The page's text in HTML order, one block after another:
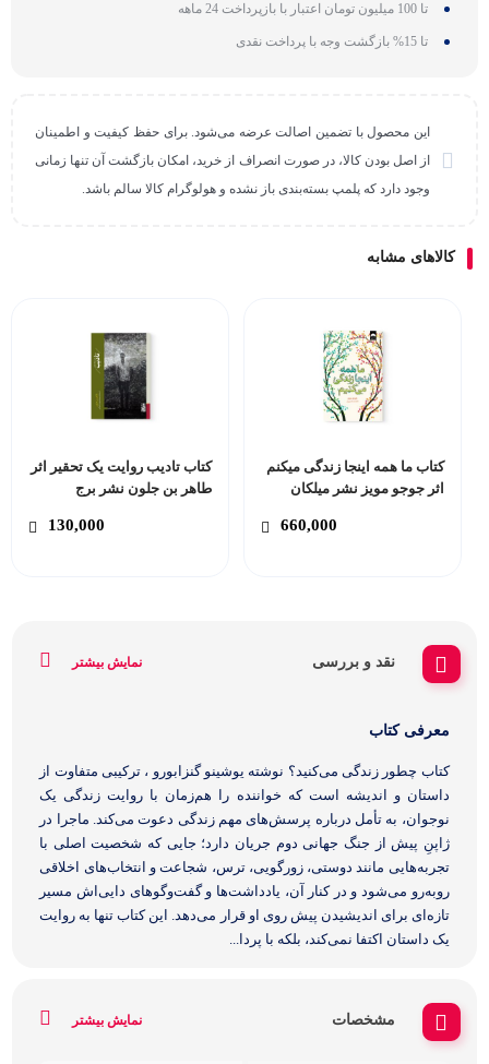
تا 100 میلیون تومان اعتبار با بازپرداخت 24 ماهه
تا 15% بازگشت وجه با پرداخت نقدی
این محصول با تضمین اصالت عرضه می‌شود. برای حفظ کیفیت و اطمینان
از اصل بودن کالا، در صورت انصراف از خرید، امکان بازگشت آن تنها زمانی
وجود دارد که پلمپ بسته‌بندی باز نشده و هولوگرام کالا سالم باشد.
کالاهای مشابه
کتاب ما همه اینجا زندگی میکنم
اثر جوجو مویز نشر میلکان
660,000
کتاب تادیب روایت یک تحقیر اثر
طاهر بن جلون نشر برج
130,000
نقد و بررسی نمایش بیشتر
معرفی کتاب
کتاب چطور زندگی می‌کنید؟ نوشته یوشینو گنزابورو ، ترکیبی متفاوت از
داستان و اندیشه است که خواننده را هم‌زمان با روایت زندگی یک
نوجوان، به تأمل درباره پرسش‌های مهم زندگی دعوت می‌کند. ماجرا در
ژاپنِ پیش از جنگ جهانی دوم جریان دارد؛ جایی که شخصیت اصلی با
تجربه‌هایی مانند دوستی، زورگویی، ترس، شجاعت و انتخاب‌های اخلاقی
روبه‌رو می‌شود و در کنار آن، یادداشت‌ها و گفت‌وگوهای دایی‌اش مسیر
تازه‌ای برای اندیشیدن پیش روی او قرار می‌دهد. این کتاب تنها به روایت
یک داستان اکتفا نمی‌کند، بلکه با پردا...
مشخصات نمایش بیشتر